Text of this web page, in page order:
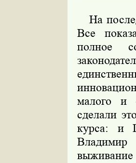
На
Все
полное
малого и
сделали
курса: и
выживание